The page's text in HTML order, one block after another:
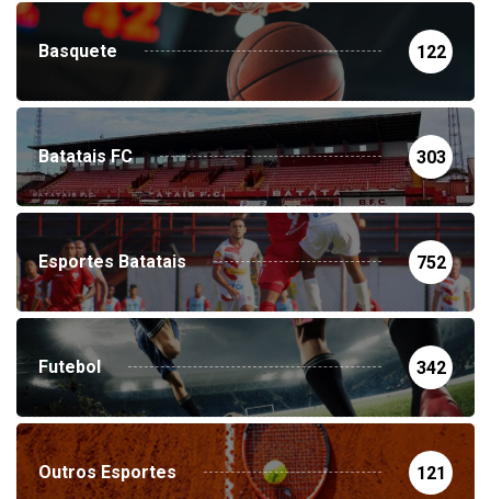
Basquete 122
Batatais FC 303
Esportes Batatais 752
Futebol 342
Outros Esportes 121